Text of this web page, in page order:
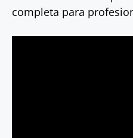
completa para